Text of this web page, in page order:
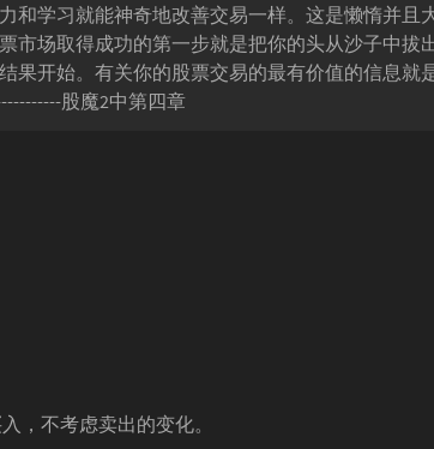
和学习就能神奇地改善交易一样。这是懒惰并且
市场取得成功的第一步就是把你的头从沙子中拔
果开始。有关你的股票交易的最有价值的信息就
股魔2中第四章
，不考虑卖出的变化。